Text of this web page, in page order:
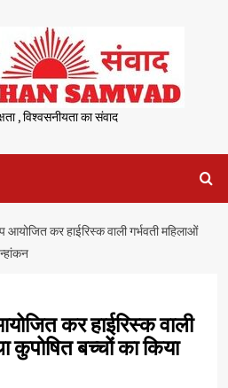
, विश्वसनीयता का संवाद
आयोजित कर हाईरिस्क वाली गर्भवती महिलाओं
कर हाईरिस्क वाली
कुपोषित बच्चों का किया